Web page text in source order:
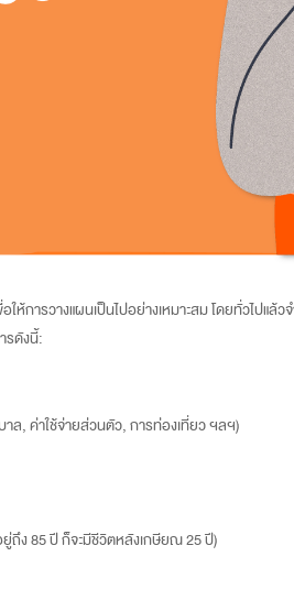
รวางแผนเป็นไปอย่างเหมาะสม โดยทั่วไปแล้ว
รดังนี้:
ล, ค่าใช้จ่ายส่วนตัว, การท่องเที่ยว ฯลฯ)
ถึง 85 ปี ก็จะมีชีวิตหลังเกษียณ 25 ปี)